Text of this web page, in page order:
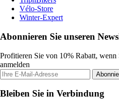
Vélo-Store
Winter-Expert
Abonnieren Sie unseren
Profitieren Sie von 10% Rabatt,
anmelden
Bleiben Sie in Verbindung